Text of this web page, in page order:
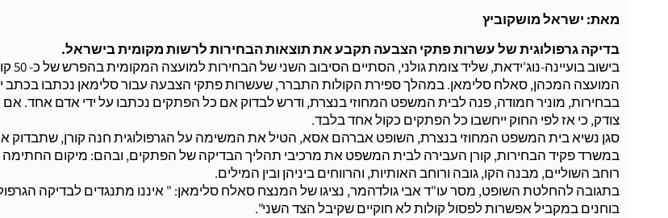
מאת: ישראל מושקוביץ
בדיקה גרפולוגית של עשרות פתקי הצבעה תקבע את תוצאות הבחירות לרשות מקומית בישראל.
בישוב
המועצה המכהן, סאלח סלימאן. במהלך ספירת הקולות התברר, שעשרות פתקי הצבעה עבור סלימאן נכתבו בכתב
בבחירות, מוניר חמודה, פנה לבית המשפט המחוזי בנצרת, ודרש לבדוק אם כל הפתקים נכתבו על ידי אדם אחד.
צודק, כי אז לפי החוק ייחשבו כל הפתקים כקול אחד בלבד.
סגן נשיא בית המשפט המחוזי בנצרת, השופט אברהם אסא, הטיל את המשימה על הגרפולוגית חנה קורן, שתבדוק
במשרד פקיד הבחירות, קורן העבירה לבית המשפט את מרכיבי תהליך הבדיקה של הפתקים, ובהם: מיקום החתימה
רוחב השוליים, מבנה הקו, גובה ורוחב האותיות, והרווחים ביניהן ובין המילים.
בתגובה להחלטת השופט, מסר עו"ד אבי גולדהמר, נציגו של המנצח סאלח סלימאן: " איננו מתנגדים לבדיקה
בוחנים במקביל אפשרות לפסול קולות לא חוקיים שקיבל הצד השני".